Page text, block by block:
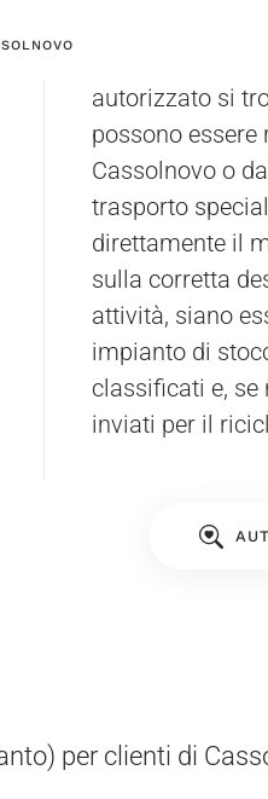
direttamente il
sulla corretta
attività, siano
impianto di
classificati e, se
inviati per il
per clienti di